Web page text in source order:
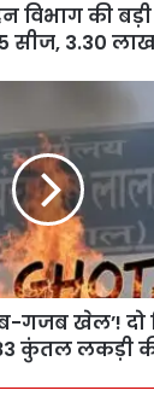
की बड़ी
सीज, 3.30
गजब खेल’! दो
कुंतल लकड़ी